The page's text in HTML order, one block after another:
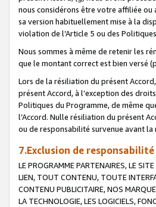
nous considérons être votre affiliée ou
sa version habituellement mise à la
violation de l’Article 5 ou des
Nous sommes à même de retenir les
que le montant correct est bien versé
Lors de la résiliation du présent
présent Accord, à l’exception des
Politiques du Programme, de même
l’Accord. Nulle résiliation du présent
ou de responsabilité survenue avant la
7.Exclusion de responsabilité
LE PROGRAMME PARTENAIRES, LE
LIEN, TOUT CONTENU, TOUTE
CONTENU PUBLICITAIRE, NOS
LA TECHNOLOGIE, LES LOGICIELS,